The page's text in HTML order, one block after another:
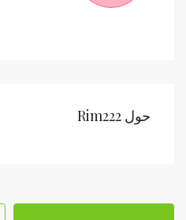
حول Rim222